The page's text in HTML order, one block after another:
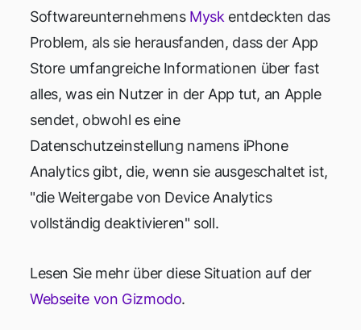
Softwareunternehmens Mysk entdeckten das
Problem, als sie herausfanden, dass der App
Store umfangreiche Informationen über fast
alles, was ein Nutzer in der App tut, an Apple
sendet, obwohl es eine
Datenschutzeinstellung namens iPhone
Analytics gibt, die, wenn sie ausgeschaltet ist,
"die Weitergabe von Device Analytics
vollständig deaktivieren" soll.
Lesen Sie mehr über diese Situation auf der
Webseite von Gizmodo.